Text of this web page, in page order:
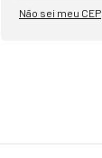
Não sei meu CEP